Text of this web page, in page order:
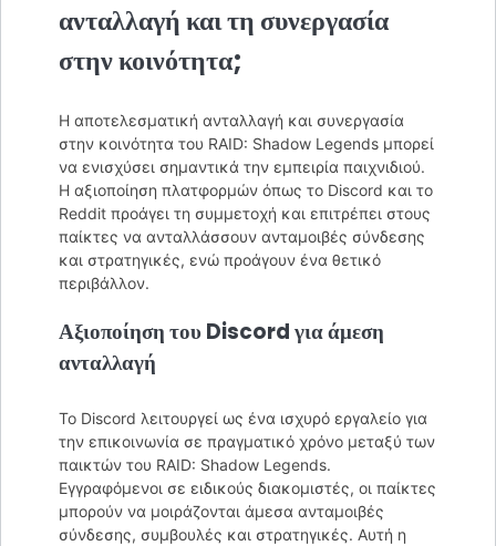
ανταλλαγή και τη συνεργασία
στην κοινότητα;
Η αποτελεσματική ανταλλαγή και συνεργασία
στην κοινότητα του RAID: Shadow Legends μπορεί
να ενισχύσει σημαντικά την εμπειρία παιχνιδιού.
Η αξιοποίηση πλατφορμών όπως το Discord και το
Reddit προάγει τη συμμετοχή και επιτρέπει στους
παίκτες να ανταλλάσσουν ανταμοιβές σύνδεσης
και στρατηγικές, ενώ προάγουν ένα θετικό
περιβάλλον.
Αξιοποίηση του Discord για άμεση
ανταλλαγή
Το Discord λειτουργεί ως ένα ισχυρό εργαλείο για
την επικοινωνία σε πραγματικό χρόνο μεταξύ των
παικτών του RAID: Shadow Legends.
Εγγραφόμενοι σε ειδικούς διακομιστές, οι παίκτες
μπορούν να μοιράζονται άμεσα ανταμοιβές
σύνδεσης, συμβουλές και στρατηγικές. Αυτή η